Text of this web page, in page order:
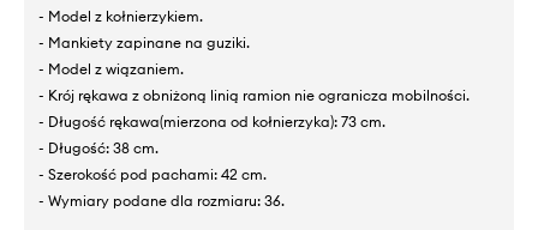
- Model z kołnierzykiem.
- Mankiety zapinane na guziki.
- Model z wiązaniem.
- Krój rękawa z obniżoną linią ramion nie ogranicza mobilności.
- Długość rękawa(mierzona od kołnierzyka): 73 cm.
- Długość: 38 cm.
- Szerokość pod pachami: 42 cm.
- Wymiary podane dla rozmiaru: 36.